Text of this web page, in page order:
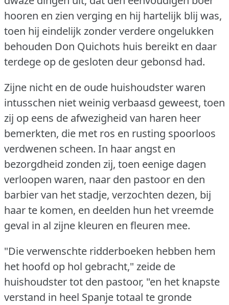
hooren en zien verging en hij hartelijk blij was,
toen hij eindelijk zonder verdere ongelukken
behouden Don Quichots huis bereikt en daar
terdege op de gesloten deur gebonsd had.
Zijne nicht en de oude huishoudster waren
intusschen niet weinig verbaasd geweest, toen
zij op eens de afwezigheid van haren heer
bemerkten, die met ros en rusting spoorloos
verdwenen scheen. In haar angst en
bezorgdheid zonden zij, toen eenige dagen
verloopen waren, naar den pastoor en den
barbier van het stadje, verzochten dezen, bij
haar te komen, en deelden hun het vreemde
geval in al zijne kleuren en fleuren mee.
"Die verwenschte ridderboeken hebben hem
het hoofd op hol gebracht," zeide de
huishoudster tot den pastoor, "en het knapste
verstand in heel Spanje totaal te gronde